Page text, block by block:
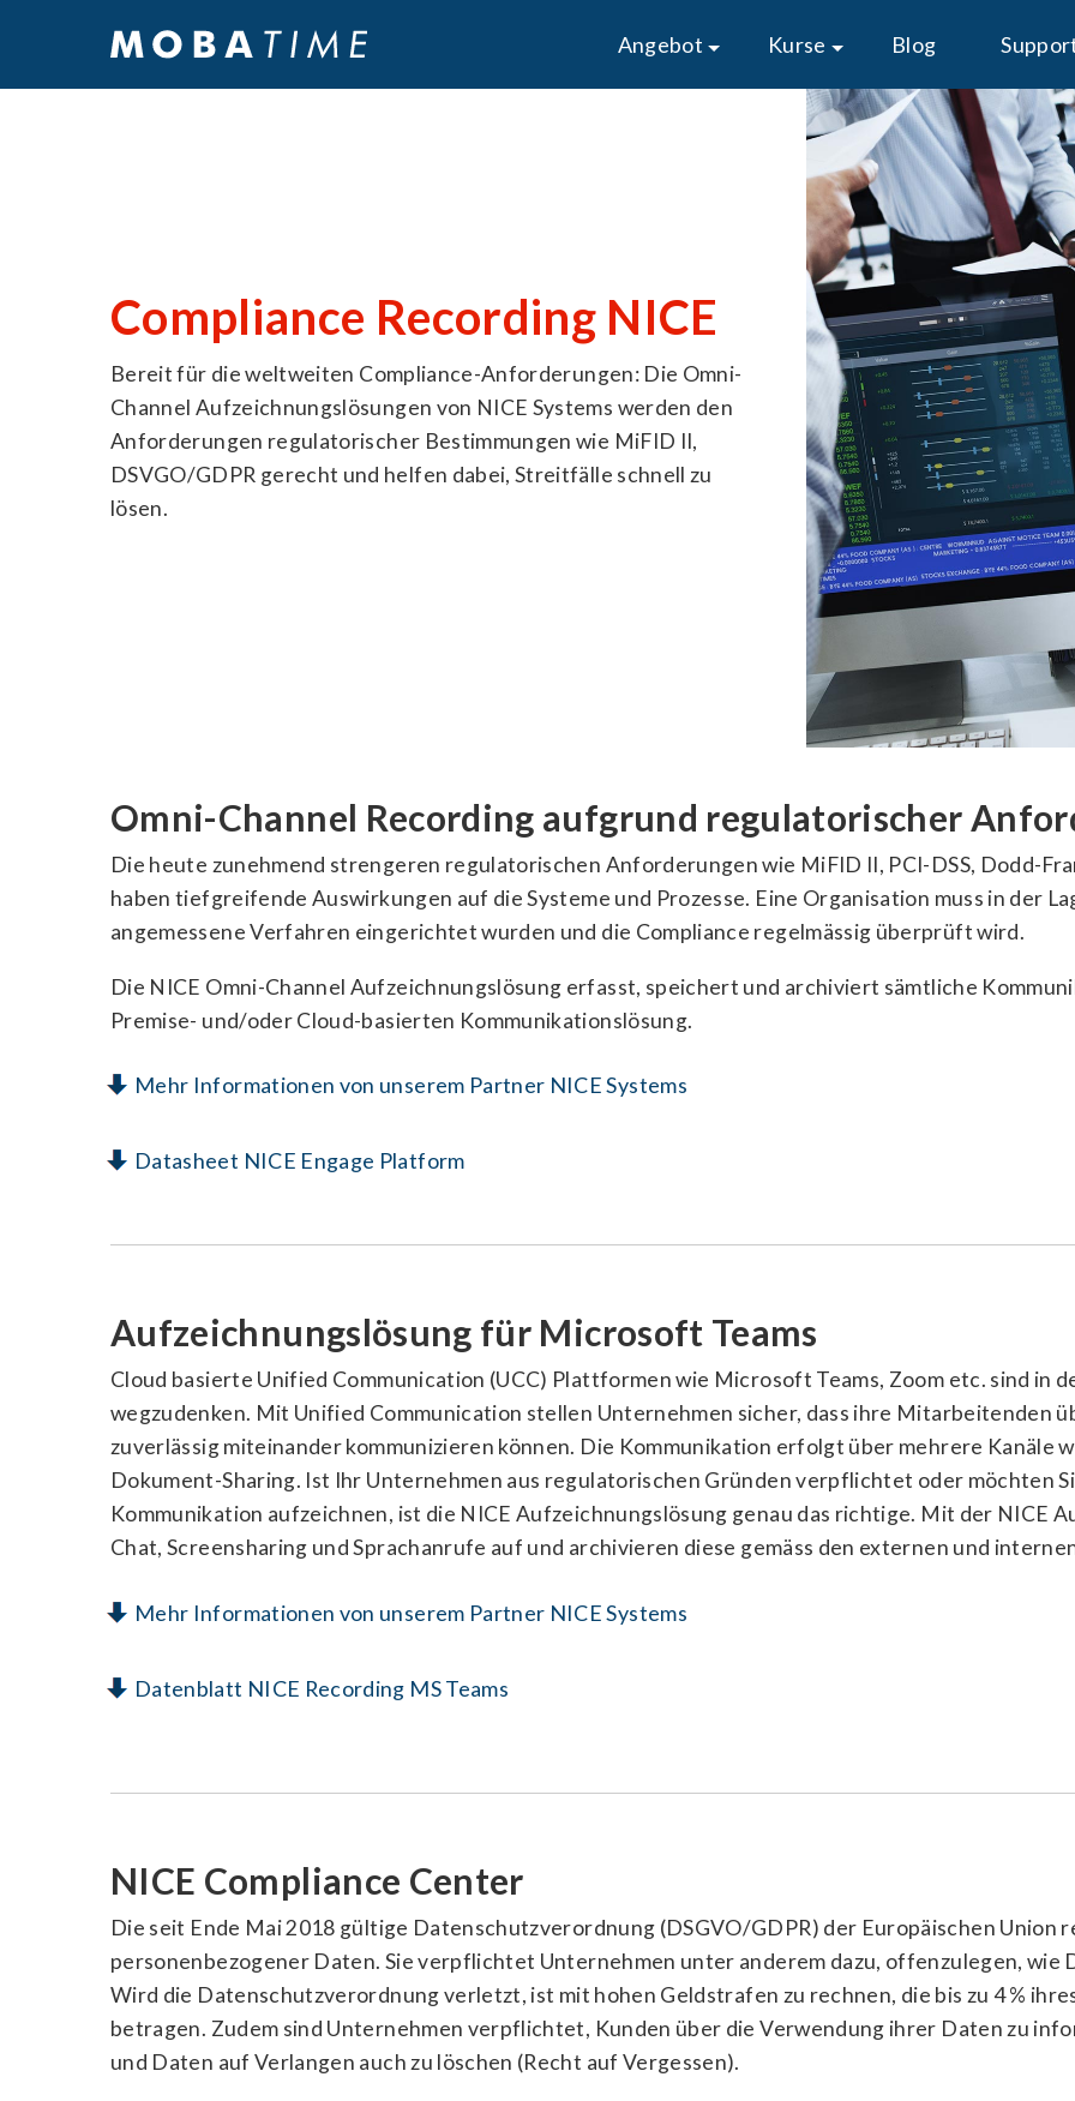
Angebot Kurse Blog
Compliance Recording NICE
Bereit für die weltweiten Compliance-Anforderungen: Die Omni-
Channel Aufzeichnungslösungen von NICE Systems werden den
Anforderungen regulatorischer Bestimmungen wie MiFID II,
DSVGO/GDPR gerecht und helfen dabei, Streitfälle schnell zu
lösen.
Omni-Channel Recording aufgrund regulatorischer
Die heute zunehmend strengeren regulatorischen Anforderungen wie MiFID II, PCI-DSS, Dodd-
haben tiefgreifende Auswirkungen auf die Systeme und Prozesse. Eine Organisation muss in der
angemessene Verfahren eingerichtet wurden und die Compliance regelmässig überprüft wird.
Die NICE Omni-Channel Aufzeichnungslösung erfasst, speichert und archiviert sämtliche
Premise- und/oder Cloud-basierten Kommunikationslösung.
Mehr Informationen von unserem Partner NICE Systems
Datasheet NICE Engage Platform
Aufzeichnungslösung für Microsoft Teams
Cloud basierte Unified Communication (UCC) Plattformen wie Microsoft Teams, Zoom etc. sind in
wegzudenken. Mit Unified Communication stellen Unternehmen sicher, dass ihre Mitarbeitenden
zuverlässig miteinander kommunizieren können. Die Kommunikation erfolgt über mehrere Kanäle
Dokument-Sharing. Ist Ihr Unternehmen aus regulatorischen Gründen verpflichtet oder möchten
Kommunikation aufzeichnen, ist die NICE Aufzeichnungslösung genau das richtige. Mit der NICE
Chat, Screensharing und Sprachanrufe auf und archivieren diese gemäss den externen und
Mehr Informationen von unserem Partner NICE Systems
Datenblatt NICE Recording MS Teams
NICE Compliance Center
Die seit Ende Mai 2018 gültige Datenschutzverordnung (DSGVO/GDPR) der Europäischen Union
personenbezogener Daten. Sie verpflichtet Unternehmen unter anderem dazu, offenzulegen,
Wird die Datenschutzverordnung verletzt, ist mit hohen Geldstrafen zu rechnen, die bis zu 4 %
betragen. Zudem sind Unternehmen verpflichtet, Kunden über die Verwendung ihrer Daten zu
und Daten auf Verlangen auch zu löschen (Recht auf Vergessen).